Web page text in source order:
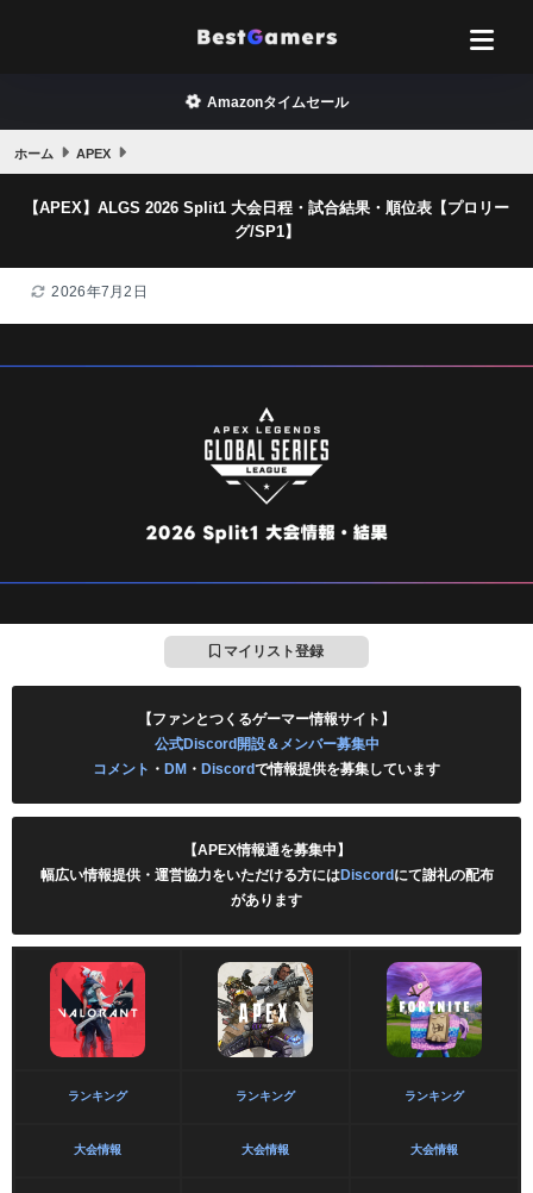
Amazonタイムセール
ホーム APEX
【APEX】ALGS 2026 Split1 大会日程・試合結果・順位表【プロリー
グ/SP1】
2026年7月2日
マイリスト登録
【ファンとつくるゲーマー情報サイト】
公式Discord開設＆メンバー募集中
コメント ・ DM ・ Discordで情報提供を募集しています
【APEX情報通を募集中】
幅広い情報提供・運営協力をいただける方にはDiscordにて謝礼の配布
があります
ランキング ランキング ランキング
大会情報 大会情報 大会情報